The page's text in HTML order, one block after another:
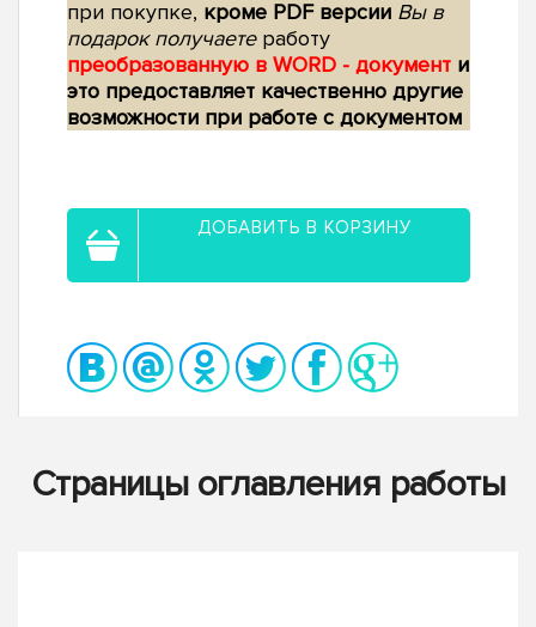
при покупке, кроме PDF версии Вы в
подарок получаетеработу
преобразованную в WORD - документ и
это предоставляет качественно другие
возможности при работе с документом
ДОБАВИТЬ В КОРЗИНУ
Страницы оглавления работы